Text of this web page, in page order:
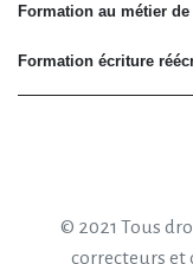
Formation au métier
Formation écriture
© 2021 Tous
correcteurs et